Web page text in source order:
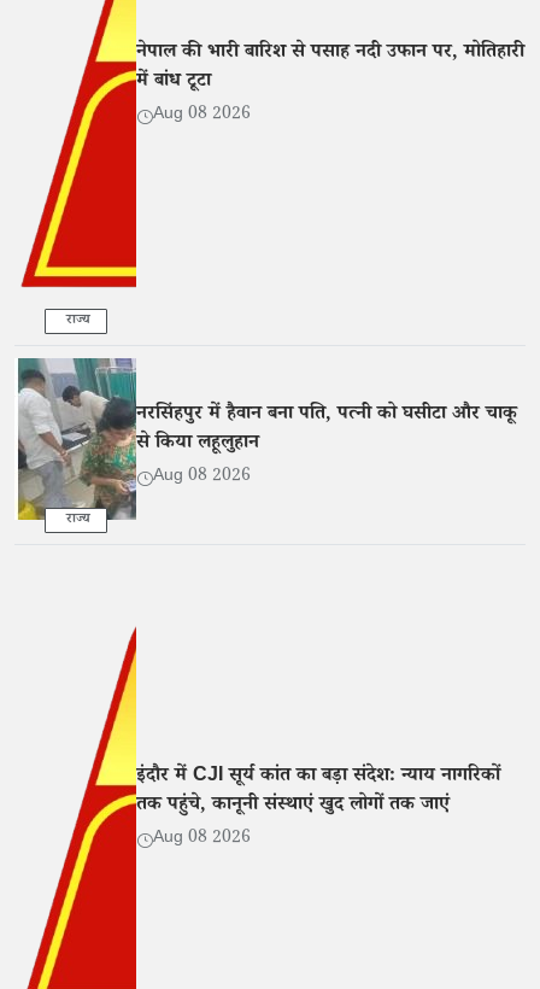
राज्य
नेपाल की भारी बारिश से पसाह नदी उफान पर, मोतिहारी
में बांध टूटा
Aug 08 2026
राज्य
नरसिंहपुर में हैवान बना पति, पत्नी को घसीटा और चाकू
से किया लहूलुहान
Aug 08 2026
इंदौर में CJI सूर्य कांत का बड़ा संदेश: न्याय नागरिकों
तक पहुंचे, कानूनी संस्थाएं खुद लोगों तक जाएं
Aug 08 2026